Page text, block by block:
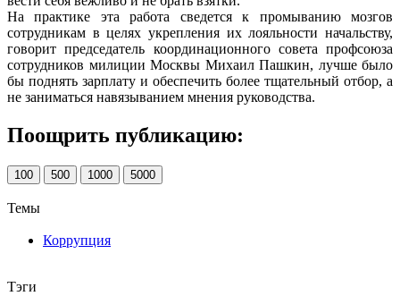
На практике эта работа сведется к промыванию мозгов
сотрудникам в целях укрепления их лояльности начальству,
говорит председатель координационного совета профсоюза
сотрудников милиции Москвы Михаил Пашкин, лучше было
бы поднять зарплату и обеспечить более тщательный отбор, а
не заниматься навязыванием мнения руководства.
Поощрить публикацию:
100 500 1000 5000
Темы
Коррупция
Тэги